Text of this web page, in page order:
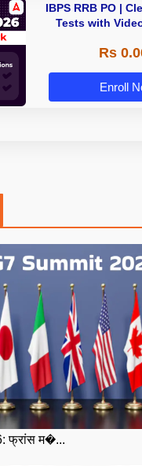
IBPS RRB PO |
Tests with
Rs
Enroll
फ्रांस म�...